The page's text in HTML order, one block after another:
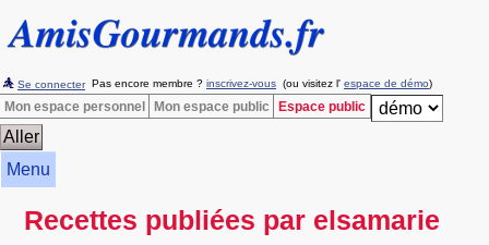
Se connecter Pas encore membre ? inscrivez-vous (ou visitez l' espace de démo)
Mon espace personnel Mon espace public Espace public
Menu
Recettes publiées par elsamarie